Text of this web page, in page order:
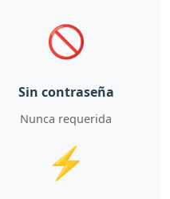
🚫
Sin contraseña
Nunca requerida
⚡